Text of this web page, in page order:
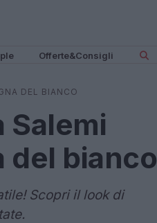
Offerte&Consigli
DEL BIANCO
Salemi
del bianco
Scopri il look di